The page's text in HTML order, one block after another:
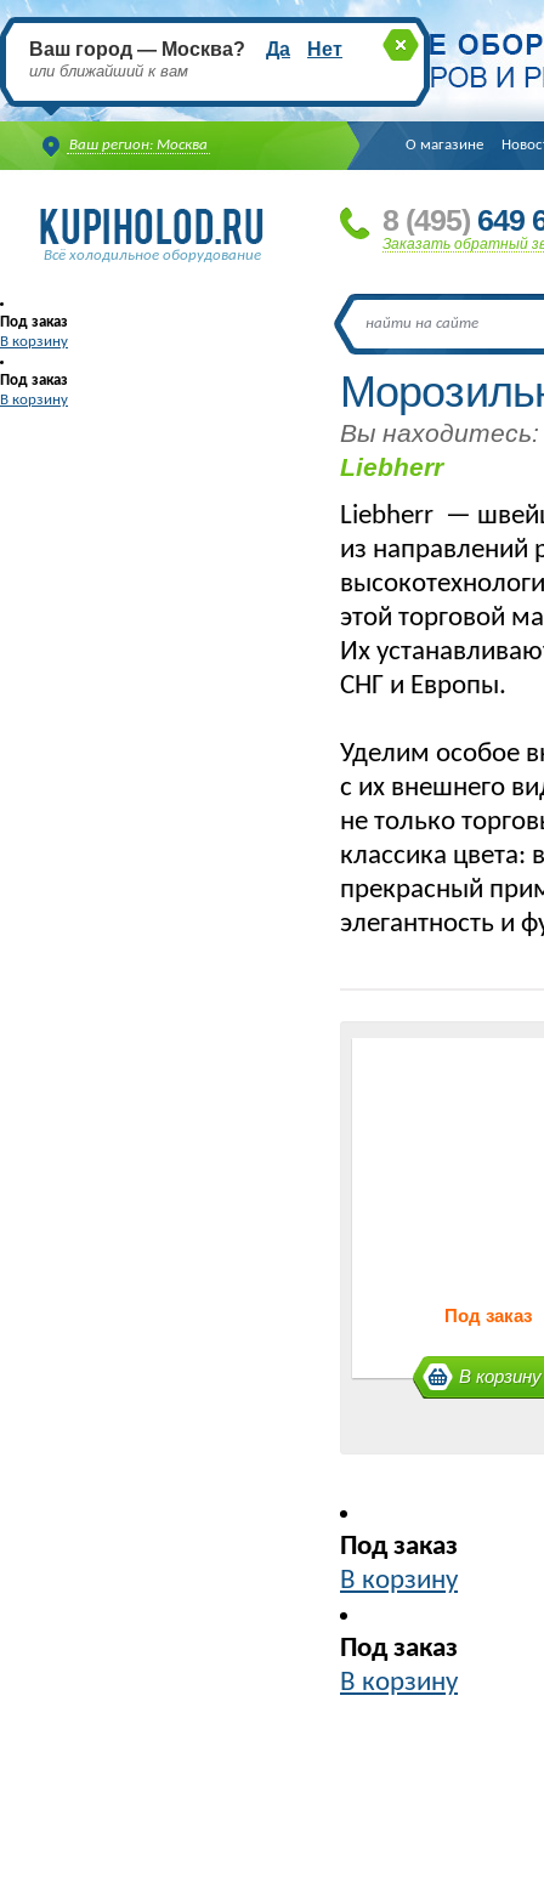
Ваш регион: Москва
Ваш город — Москва? Да Нет
или ближайший к вам
О магазине
Всё холодильное оборудование
8 (495) 649
Заказать обратный
Вы находитесь:
Liebherr
Liebherr —
из направлений
этой торговой
Их
СНГ и Европы.
Уделим особое
с их внешнего
не только
классика цвета:
прекрасный
элегантность и
Под заказ
В корзину
Под заказ
В корзину
Под заказ
В корзину
Под заказ
В корзину
Под заказ
В корзину